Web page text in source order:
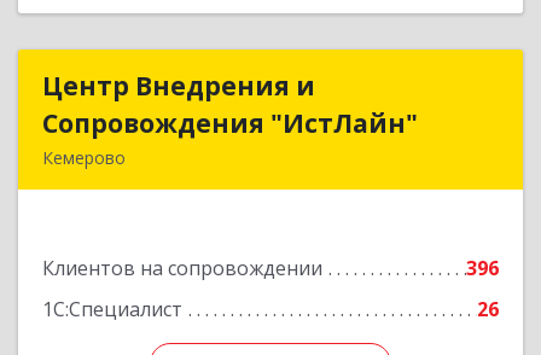
Центр Внедрения и
Сопровождения "ИстЛайн"
Кемерово
Клиентов на сопровождении
396
1С:Специалист
26
Центр Внедрения и
Сопровождения "ИстЛайн"
Подробнее